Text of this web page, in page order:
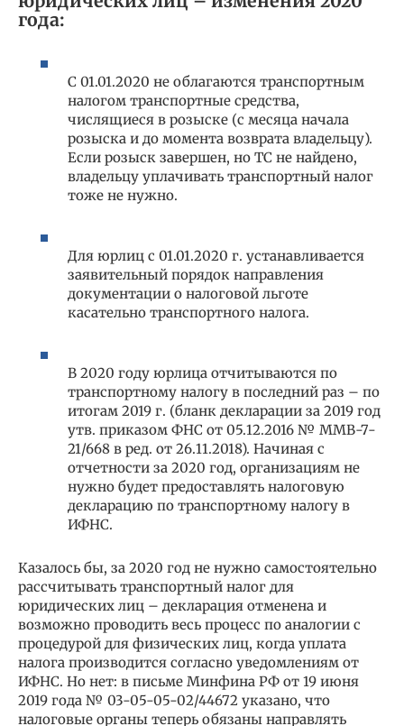
года:
С 01.01.2020 не облагаются транспортным
налогом транспортные средства,
числящиеся в розыске (с месяца начала
розыска и до момента возврата владельцу).
Если розыск завершен, но ТС не найдено,
владельцу уплачивать транспортный налог
тоже не нужно.
Для юрлиц с 01.01.2020 г. устанавливается
заявительный порядок направления
документации о налоговой льготе
касательно транспортного налога.
В 2020 году юрлица отчитываются по
транспортному налогу в последний раз – по
итогам 2019 г. (бланк декларации за 2019 год
утв. приказом ФНС от 05.12.2016 № ММВ-7-
21/668 в ред. от 26.11.2018). Начиная с
отчетности за 2020 год, организациям не
нужно будет предоставлять налоговую
декларацию по транспортному налогу в
ИФНС.
Казалось бы, за 2020 год не нужно самостоятельно
рассчитывать транспортный налог для
юридических лиц – декларация отменена и
возможно проводить весь процесс по аналогии с
процедурой для физических лиц, когда уплата
налога производится согласно уведомлениям от
ИФНС. Но нет: в письме Минфина РФ от 19 июня
2019 года № 03-05-05-02/44672 указано, что
налоговые органы теперь обязаны направлять